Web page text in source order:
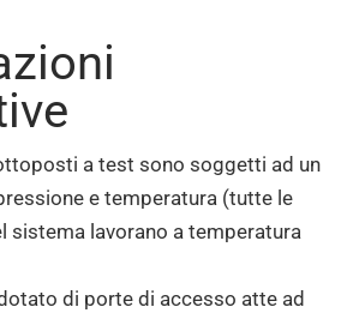
a test sono soggetti ad un
e temperatura (tutte le
sistema lavorano a temperatura
di porte di accesso atte ad